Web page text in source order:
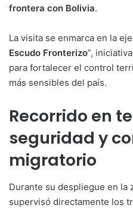
frontera con Bolivia.
La visita se enmarca en la
Escudo Fronterizo”,
para fortalecer el control
más sensibles del país.
Recorrido en
seguridad y
migratorio
Durante su despliegue en la
supervisó directamente los